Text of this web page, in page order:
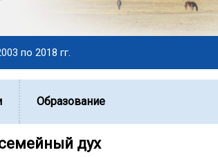
по 2018 гг.
Образование
дух